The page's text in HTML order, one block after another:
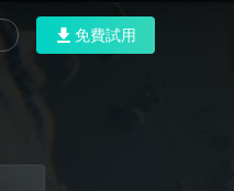
免費試用